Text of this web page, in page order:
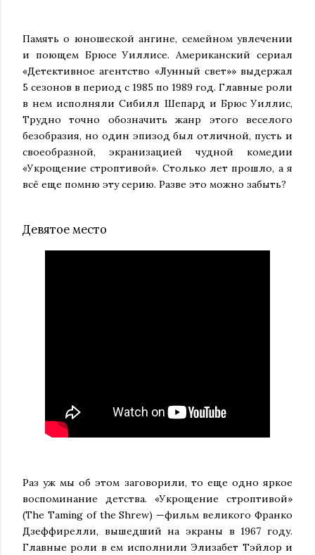
Память о юношеской ангине, семейном увлечении
и поющем Брюсе Уиллисе. Американский сериал
«Детективное агентство «Лунный свет»» выдержал
5 сезонов в период с 1985 по 1989 год. Главные роли
в нем исполняли Сибилл Шепард и Брюс Уиллис,
Трудно точно обозначить жанр этого веселого
безобразия, но один эпизод был отличной, пусть и
своеобразной, экранизацией чудной комедии
«Укрощение строптивой». Столько лет прошло, а я
всё еще помню эту серию. Разве это можно забыть?
Девятое место
Раз уж мы об этом заговорили, то еще одно яркое
воспоминание детства. «Укрощение строптивой»
(The Taming of the Shrew) —фильм великого Франко
Дзеффирелли, вышедший на экраны в 1967 году.
Главные роли в ем исполнили Элизабет Тэйлор и